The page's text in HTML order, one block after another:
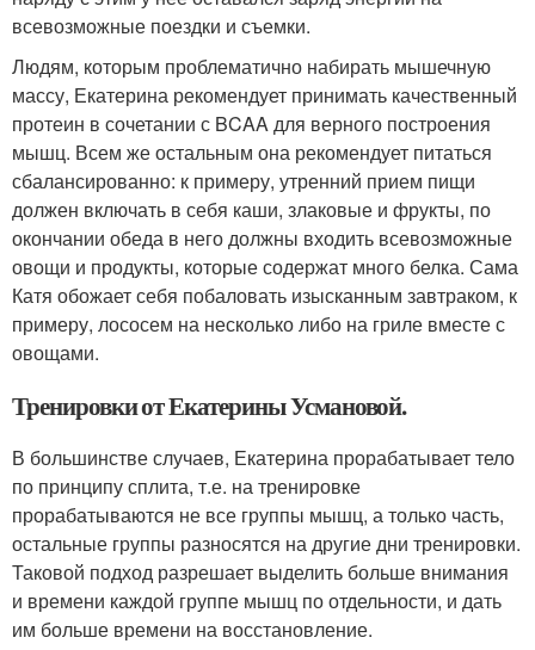
всевозможные поездки и съемки.
Людям, которым проблематично набирать мышечную
массу, Екатерина рекомендует принимать качественный
протеин в сочетании с BCAA для верного построения
мышц. Всем же остальным она рекомендует питаться
сбалансированно: к примеру, утренний прием пищи
должен включать в себя каши, злаковые и фрукты, по
окончании обеда в него должны входить всевозможные
овощи и продукты, которые содержат много белка. Сама
Катя обожает себя побаловать изысканным завтраком, к
примеру, лососем на несколько либо на гриле вместе с
овощами.
Тренировки от Екатерины Усмановой.
В большинстве случаев, Екатерина прорабатывает тело
по принципу сплита, т.е. на тренировке
прорабатываются не все группы мышц, а только часть,
остальные группы разносятся на другие дни тренировки.
Таковой подход разрешает выделить больше внимания
и времени каждой группе мышц по отдельности, и дать
им больше времени на восстановление.